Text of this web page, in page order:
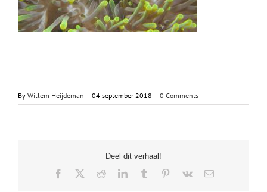
By Willem Heijdeman | 04 september 2018 | 0 Comments
Deel dit verhaal!
Facebook RedditLinkedInTumblr Pinterest
Vk Email